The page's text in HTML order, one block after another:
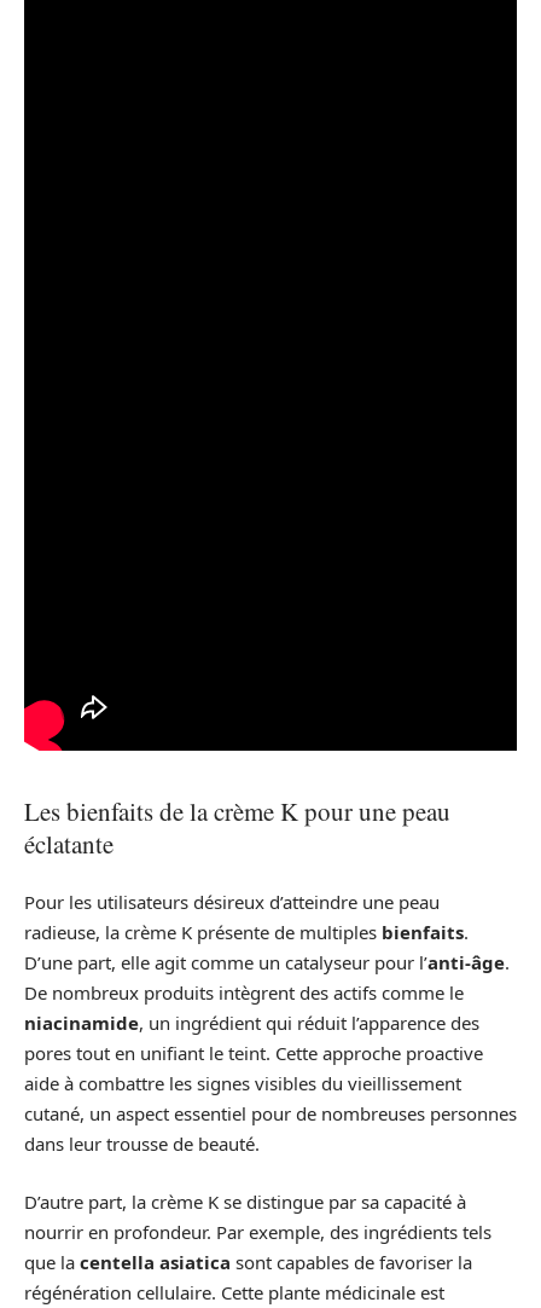
Les bienfaits de la crème K pour une peau
éclatante
Pour les utilisateurs désireux d’atteindre une peau
radieuse, la crème K présente de multiples bienfaits.
D’une part, elle agit comme un catalyseur pour l’anti-âge.
De nombreux produits intègrent des actifs comme le
niacinamide, un ingrédient qui réduit l’apparence des
pores tout en unifiant le teint. Cette approche proactive
aide à combattre les signes visibles du vieillissement
cutané, un aspect essentiel pour de nombreuses personnes
dans leur trousse de beauté.
D’autre part, la crème K se distingue par sa capacité à
nourrir en profondeur. Par exemple, des ingrédients tels
que la centella asiatica sont capables de favoriser la
régénération cellulaire. Cette plante médicinale est